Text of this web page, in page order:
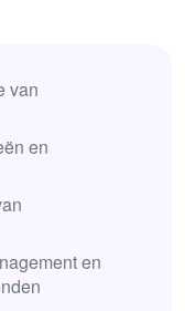
van
en
en